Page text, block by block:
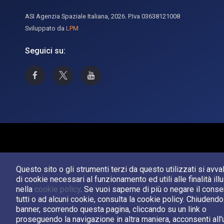
Questo sito o gli strumenti terzi da questo utilizzati si
di cookie necessari al funzionamento ed utili alle finalità
nella cookie policy. Se vuoi saperne di più o negare il
tutti o ad alcuni cookie, consulta la cookie policy.
banner, scorrendo questa pagina, cliccando su un link o
proseguendo la navigazione in altra maniera, acconsenti
ASI Agenzia Spaziale Italiana, 2026. P.Iva 03638121008
Sviluppato da LPM
Seguici su:
Asi su Facebook
Asi su XCanale Asi su YouTube